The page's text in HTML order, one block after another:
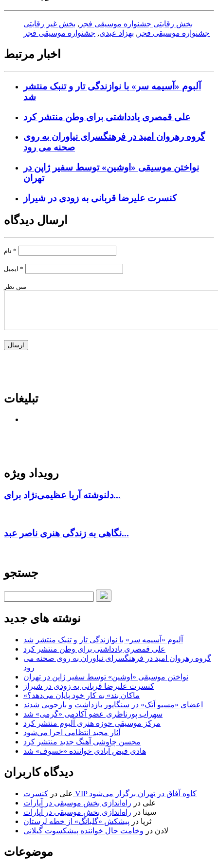
بخش رقابتی جشنواره موسیقی فجر , بخش غیر رقابتی
جشنواره موسیقی فجر , بهزاد عبدی, جشنواره موسیقی فجر
اخبار مرتبط
آلبوم «آسیمه سر» با نوازندگی تار و تنبک منتشر
شد
علی قمصری یادداشتی برای وطن منتشر کرد
گروه رهروان امید در فرهنگسرای نیاوران به روی
صحنه می رود
نواختن موسیقی «اوشین» توسط سفیر ژاپن در
تهران
کنسرت علیرضا قربانی به زودی در شیراز
ارسال دیدگاه
*
*
متن نظر
تبلیغات
رویداد ویژه
دلنوشته آریا عظیمی‌نژاد برای...
نگاهی به زندگی هنری ناصر عبد...
جستجو
نوشته های جدید
آلبوم «آسیمه سر» با نوازندگی تار و تنبک منتشر شد
علی قمصری یادداشتی برای وطن منتشر کرد
گروه رهروان امید در فرهنگسرای نیاوران به روی صحنه می
رود
نواختن موسیقی «اوشین» توسط سفیر ژاپن در تهران
کنسرت علیرضا قربانی به زودی در شیراز
«ماکان بند» به کار خود پایان می‌دهد؟
اعضای «مسیو اَتک» در سنگاپور بازداشت و بازجویی شدند
سهراب پورناظری عضو آکادمی «گرمی» شد
مرکز موسیقی حوزه هنری آلبوم منتشر کرد
آثار مجید انتظامی اجرا می‌شود
محسن چاوشی آهنگ جدید منتشر کرد
هادی فیض آبادی خواننده «خسوف» شد
دیدگاه کاربران
علی در
کنسرت VIP کاوه آفاق در تهران برگزار می‌شود
علی در راه‌اندازی بخش موسیقی در آپارات
سینا در راه‌اندازی بخش موسیقی در آپارات
ثریا در پیشکش «گلبانگ» از خطه لرستان
لادن در وخامت حال خواننده پیشکسوت گیلانی
موضوعات